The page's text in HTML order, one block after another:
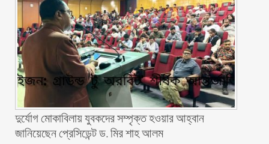
দুর্যোগ মোকাবিলায় যুবকদের সম্পৃক্ত হওয়ার আহ্বান
জানিয়েছেন প্রেসিডেন্ট ড. মির শাহ আলম ‎ ‎